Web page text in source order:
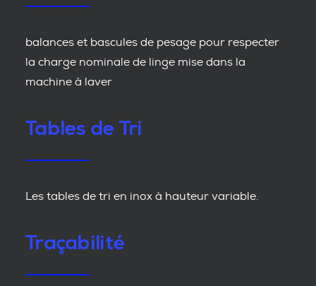
balances et bascules de pesage pour respecter
la charge nominale de linge mise dans la
machine à laver
Tables de Tri
Les tables de tri en inox à hauteur variable.
Traçabilité